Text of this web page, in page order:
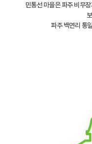
민통선 마을은 파주 비무
파주 백연리 통